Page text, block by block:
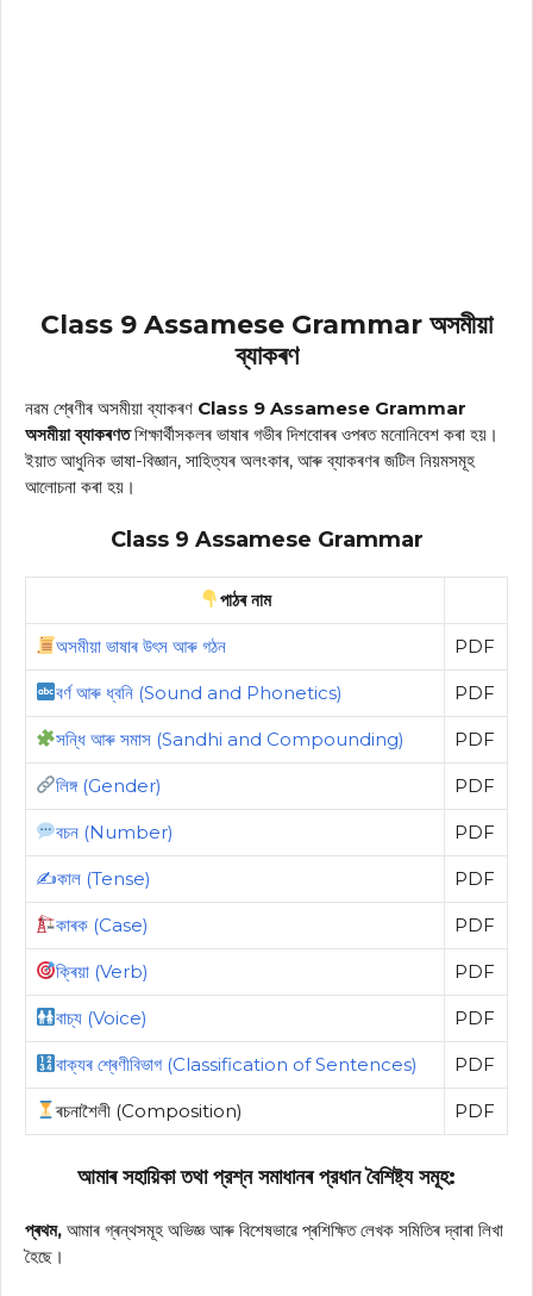
Class 9 Assamese Grammar অসমীয়া
ব্যাকৰণ
নৱম শ্ৰেণীৰ অসমীয়া ব্যাকৰণ Class 9 Assamese Grammar
অসমীয়া ব্যাকৰণতশিক্ষাৰ্থীসকলৰ ভাষাৰ গভীৰ দিশবোৰৰ ওপৰত মনোনিবেশ কৰা হয়।
ইয়াত আধুনিক ভাষা-বিজ্ঞান, সাহিত্যৰ অলংকাৰ, আৰু ব্যাকৰণৰ জটিল নিয়মসমূহ
আলোচনা কৰা হয়।
Class 9 Assamese Grammar
পাঠৰ নাম
অসমীয়া ভাষাৰ উৎস আৰু গঠন PDF
বৰ্ণ আৰু ধ্বনি (Sound and Phonetics) PDF
সন্ধি আৰু সমাস (Sandhi and Compounding) PDF
লিঙ্গ (Gender) PDF
বচন (Number) PDF
✍️কাল (Tense) PDF
কাৰক (Case) PDF
ক্ৰিয়া (Verb) PDF
বাচ্য (Voice) PDF
বাক্যৰ শ্ৰেণীবিভাগ (Classification of Sentences) PDF
ৰচনাশৈলী (Composition) PDF
আমাৰ সহায়িকা তথা প্রশ্ন সমাধানৰ প্রধান বৈশিষ্ট্য সমূহ:
প্ৰথম, আমাৰ গ্ৰন্থসমূহ অভিজ্ঞ আৰু বিশেষভাৱে প্ৰশিক্ষিত লেখক সমিতিৰ দ্বাৰা লিখা
হৈছে।